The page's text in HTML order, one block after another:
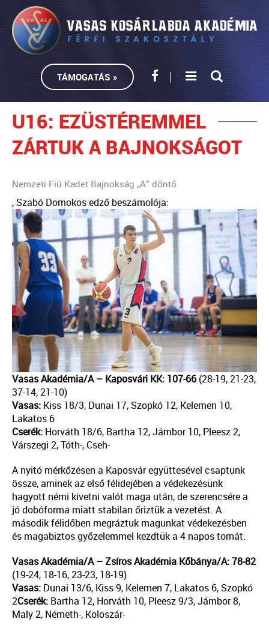
TÁMOGATÁS »
U16: EZÜSTÉREMMEL
ZÁRTUK A BAJNOKSÁGOT
Nemzeti Fiú Kadet Bajnokság „A” döntő
, Szabó Domokos edző beszámolója:
Vasas Akadémia/A – Kaposvári KK: 107-66 (28-19, 21-23,
37-14, 21-10)
Vasas: Kiss 18/3, Dunai 17, Szopkó 12, Kelemen 10,
Lakatos 6
Cserék: Horváth 18/6, Bartha 12, Jámbor 10, Pleesz 2,
Várszegi 2, Tóth-, Cseh-
A nyitó mérkőzésen a Kaposvár együttesével csaptunk
össze, aminek az első félidejében a védekezésünk
hagyott némi kivetni valót maga után, de szerencsére a
jó dobóforma miatt stabilan őriztük a vezetést. A
második félidőben megráztuk magunkat védekezésben
és magabiztos győzelemmel kezdtük a 4 napos tornát.
Vasas Akadémia/A – Zsíros Akadémia Kőbánya/A: 78-82
(19-24, 18-16, 23-23, 18-19)
Vasas: Dunai 13/6, Kiss 9, Kelemen 7, Lakatos 6, Szopkó
2Cserék: Bartha 12, Horváth 10, Pleesz 9/3, Jámbor 8,
Maly 2, Németh-, Koloszár-